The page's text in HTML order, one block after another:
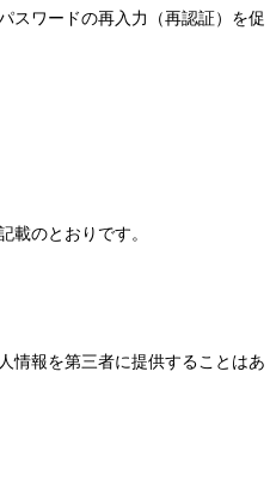
スワードの再入力（再認証）を促
載のとおりです。
情報を第三者に提供することはあ